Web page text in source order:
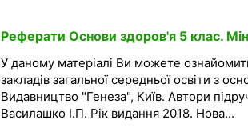
Реферати Основи здоров'я 5 клас.
У даному матеріалі Ви можете
закладів загальної середньої освіти з
Видавництво "Генеза", Київ. Автори
Василашко І.П. Рік видання 2018. Нова...